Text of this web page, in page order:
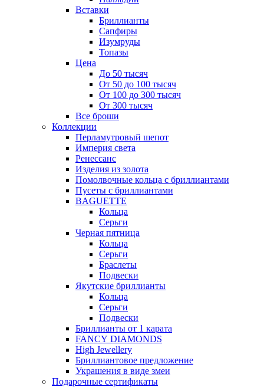
Вставки
Бриллианты
Сапфиры
Изумруды
Топазы
Цена
До 50 тысяч
От 50 до 100 тысяч
От 100 до 300 тысяч
От 300 тысяч
Все броши
Коллекции
Перламутровый шепот
Империя света
Ренессанс
Изделия из золота
Помолвочные кольца с бриллиантами
Пусеты с бриллиантами
BAGUETTE
Кольца
Серьги
Черная пятница
Кольца
Серьги
Браслеты
Подвески
Якутские бриллианты
Кольца
Серьги
Подвески
Бриллианты от 1 карата
FANCY DIAMONDS
High Jewellery
Бриллиантовое предложение
Украшения в виде змеи
Подарочные сертификаты